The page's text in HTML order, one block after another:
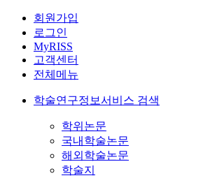
회원가입
로그인
MyRISS
고객센터
전체메뉴
학술연구정보서비스 검색
학위논문
국내학술논문
해외학술논문
학술지